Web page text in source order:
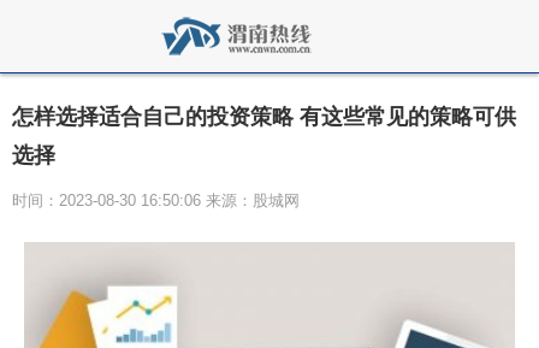
怎样选择适合自己的投资策略 有这些常见的策略可供
选择
时间：2023-08-30 16:50:06 来源：股城网